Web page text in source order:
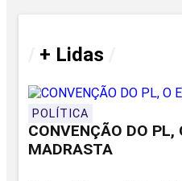
+ Lidas
POLÍTICA
CONVENÇÃO DO PL,
MADRASTA